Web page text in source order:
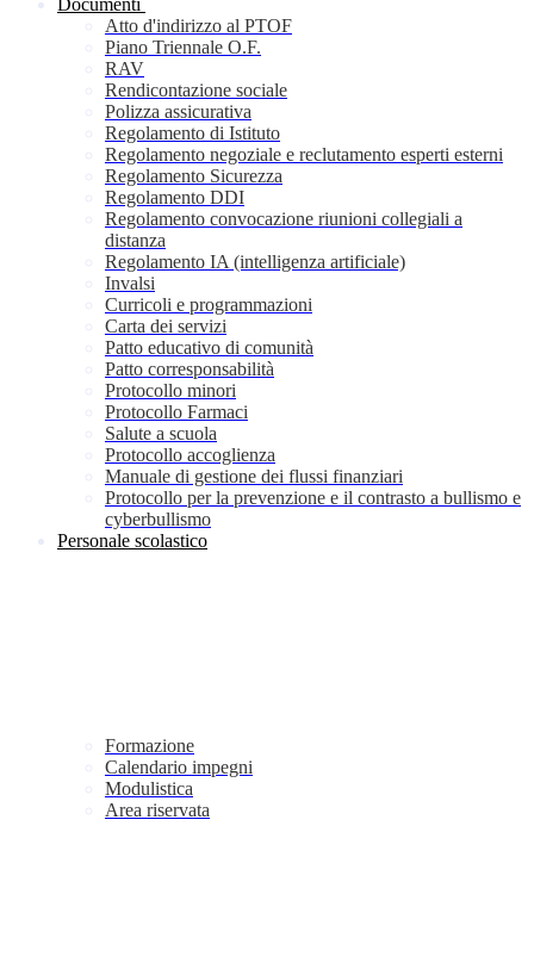
Documenti
Atto d'indirizzo al PTOF
Piano Triennale O.F.
RAV
Rendicontazione sociale
Polizza assicurativa
Regolamento di Istituto
Regolamento negoziale e reclutamento esperti esterni
Regolamento Sicurezza
Regolamento DDI
Regolamento convocazione riunioni collegiali a
distanza
Regolamento IA (intelligenza artificiale)
Invalsi
Curricoli e programmazioni
Carta dei servizi
Patto educativo di comunità
Patto corresponsabilità
Protocollo minori
Protocollo Farmaci
Salute a scuola
Protocollo accoglienza
Manuale di gestione dei flussi finanziari
Protocollo per la prevenzione e il contrasto a bullismo e
cyberbullismo
Personale scolastico
Formazione
Calendario impegni
Modulistica
Area riservata